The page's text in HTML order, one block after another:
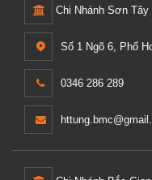
Chi Nhánh Sơn Tây
Số 1 Ngõ 6, Phố
0346 286 289